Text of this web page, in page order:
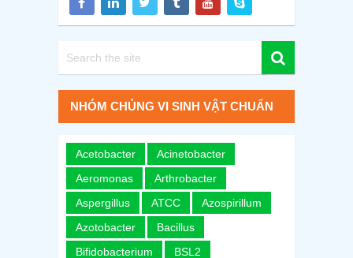
NHÓM CHỦNG VI SINH VẬT CHUẨN
Acetobacter
Acinetobacter
Aeromonas
Arthrobacter
Aspergillus
ATCC
Azospirillum
Azotobacter
Bacillus
Bifidobacterium
BSL2